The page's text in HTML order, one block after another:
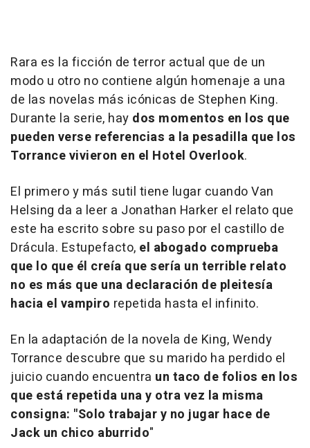
Rara es la ficción de terror actual que de un
modo u otro no contiene algún homenaje a una
de las novelas más icónicas de Stephen King.
Durante la serie, hay dos momentos en los que
pueden verse referencias a la pesadilla que los
Torrance vivieron en el Hotel Overlook.
El primero y más sutil tiene lugar cuando Van
Helsing da a leer a Jonathan Harker el relato que
este ha escrito sobre su paso por el castillo de
Drácula. Estupefacto, el abogado comprueba
que lo que él creía que sería un terrible relato
no es más que una declaración de pleitesía
hacia el vampiro repetida hasta el infinito.
En la adaptación de la novela de King, Wendy
Torrance descubre que su marido ha perdido el
juicio cuando encuentra un taco de folios en los
que está repetida una y otra vez la misma
consigna: "Solo trabajar y no jugar hace de
Jack un chico aburrido"